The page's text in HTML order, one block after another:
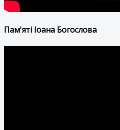
Пам'яті Іоана Богослова